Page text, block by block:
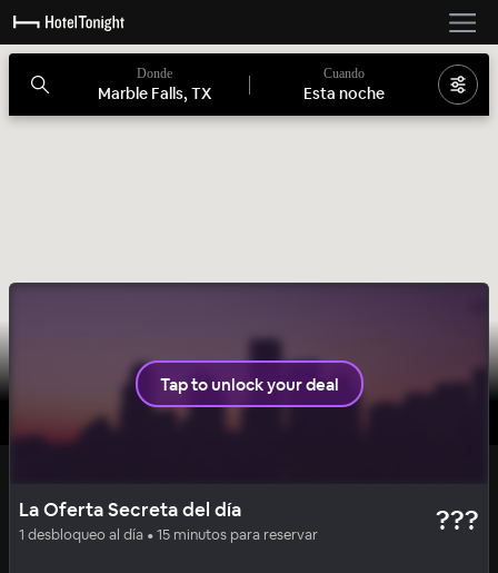
Donde
Marble Falls, TX
Cuando
Esta noche
BASIC
Carter Creek Winery & Spa
Tap to unlock your deal
La Oferta Secreta del día
1 desbloqueo al día • 15 minutos para reservar ???